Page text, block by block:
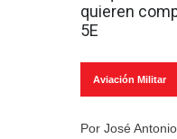
quieren
5E
Aviación Militar
Por José